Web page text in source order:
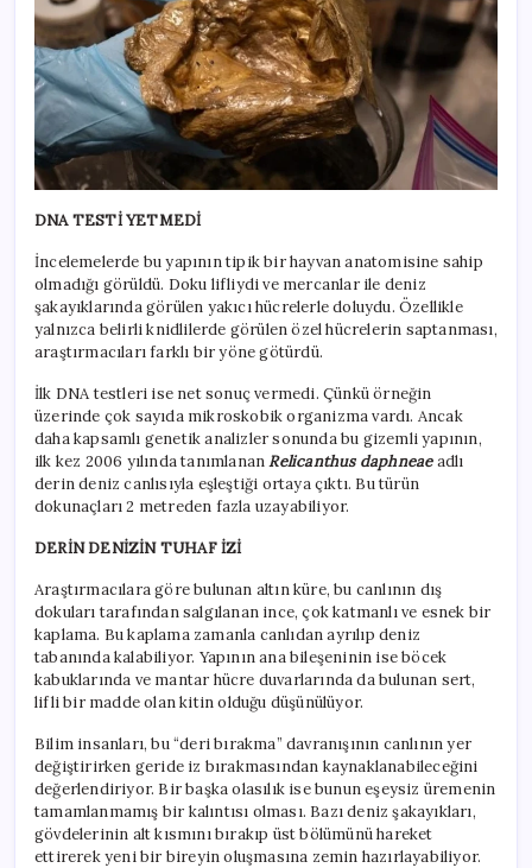
DNA TESTİ YETMEDİ
İncelemelerde bu yapının tipik bir hayvan anatomisine sahip
olmadığı görüldü. Doku lifliydi ve mercanlar ile deniz
şakayıklarında görülen yakıcı hücrelerle doluydu. Özellikle
yalnızca belirli knidlilerde görülen özel hücrelerin saptanması,
araştırmacıları farklı bir yöne götürdü.
İlk DNA testleri ise net sonuç vermedi. Çünkü örneğin
üzerinde çok sayıda mikroskobik organizma vardı. Ancak
daha kapsamlı genetik analizler sonunda bu gizemli yapının,
ilk kez 2006 yılında tanımlananRelicanthus daphneaeadlı
derin deniz canlısıyla eşleştiği ortaya çıktı. Bu türün
dokunaçları 2 metreden fazla uzayabiliyor.
DERİN DENİZİN TUHAF İZİ
Araştırmacılara göre bulunan altın küre, bu canlının dış
dokuları tarafından salgılanan ince, çok katmanlı ve esnek bir
kaplama. Bu kaplama zamanla canlıdan ayrılıp deniz
tabanında kalabiliyor. Yapının ana bileşeninin ise böcek
kabuklarında ve mantar hücre duvarlarında da bulunan sert,
lifli bir madde olan kitin olduğu düşünülüyor.
Bilim insanları, bu “deri bırakma” davranışının canlının yer
değiştirirken geride iz bırakmasından kaynaklanabileceğini
değerlendiriyor. Bir başka olasılık ise bunun eşeysiz üremenin
tamamlanmamış bir kalıntısı olması. Bazı deniz şakayıkları,
gövdelerinin alt kısmını bırakıp üst bölümünü hareket
ettirerek yeni bir bireyin oluşmasına zemin hazırlayabiliyor.